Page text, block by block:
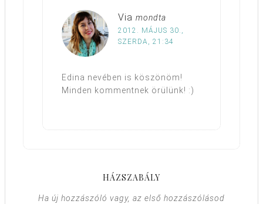
Via mondta
2012. MÁJUS 30.,
SZERDA, 21:34
Edina nevében is köszönöm!
Minden kommentnek örülünk! :)
HÁZSZABÁLY
Ha új hozzászóló vagy, az első hozzászólásod